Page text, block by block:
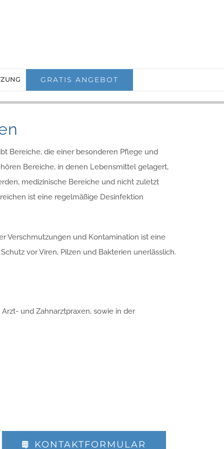
GRATIS ANGEBOT
Bereiche, die einer besonderen Pflege und
Bereiche, in denen Lebensmittel gelagert,
medizinische Bereiche und nicht zuletzt
ist eine regelmäßige Desinfektion
Verschmutzungen und Kontamination ist eine
vor Viren, Pilzen und Bakterien unerlässlich.
und Zahnarztpraxen, sowie in der
KONTAKTFORMULAR